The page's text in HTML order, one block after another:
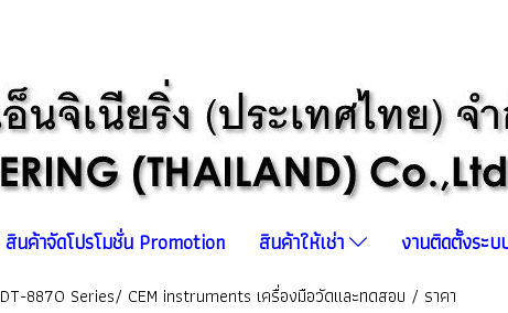
สินค้าจัดโปรโมชั่น Promotion สินค้าให้เช่า งานติดตั้งระ
DT-8870 Series/ CEM instruments เครื่องมือวัดและทดสอบ / ราคา